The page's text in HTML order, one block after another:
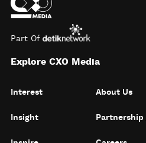
Part Of
Explore CXO Media
Interest
Insight
About Us